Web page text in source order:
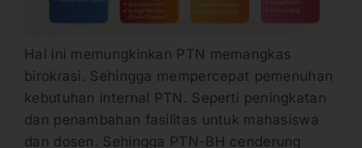
Hal ini memungkinkan PTN memangkas
birokrasi. Sehingga mempercepat pemenuhan
kebutuhan internal PTN. Seperti peningkatan
dan penambahan fasilitas untuk mahasiswa
dan dosen. Sehingga PTN-BH cenderung